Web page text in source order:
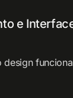
e
design